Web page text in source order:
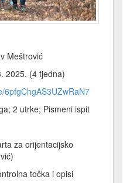
Meštrović
2025. (4 tjedna)
6pfgChgAS3UZwRaN7
2 utrke; Pismeni ispit
za orijentacijsko
točka i opisi